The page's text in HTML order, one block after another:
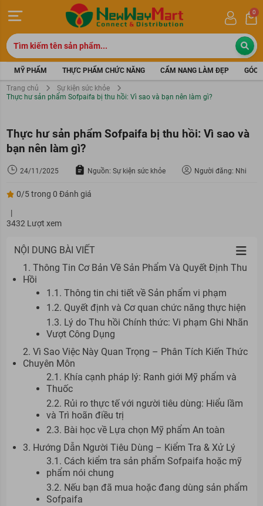
0
MỸ PHẨM THỰC PHẨM CHỨC NĂNG CẨM NANG LÀM ĐẸP GÓC
Trang chủ
Sự kiện sức khỏe
Thực hư sản phẩm Sofpaifa bị thu hồi: Vì sao và bạn nên làm gì?
Thực hư sản phẩm Sofpaifa bị thu hồi: Vì sao và
bạn nên làm gì?
24/11/2025 Nguồn: Sự kiện sức khỏe Người đăng: Nhi
0/5 trong 0 Đánh giá
|
3432 Lượt xem
NỘI DUNG BÀI VIẾT
1. Thông Tin Cơ Bản Về Sản Phẩm Và Quyết Định Thu
Hồi
1.1. Thông tin chi tiết về Sản phẩm vi phạm
1.2. Quyết định và Cơ quan chức năng thực hiện
1.3. Lý do Thu hồi Chính thức: Vi phạm Ghi Nhãn
Vượt Công Dụng
2. Vì Sao Việc Này Quan Trọng – Phân Tích Kiến Thức
Chuyên Môn
2.1. Khía cạnh pháp lý: Ranh giới Mỹ phẩm và
Thuốc
2.2. Rủi ro thực tế với người tiêu dùng: Hiểu lầm
và Trì hoãn điều trị
2.3. Bài học về Lựa chọn Mỹ phẩm An toàn
3. Hướng Dẫn Người Tiêu Dùng – Kiểm Tra & Xử Lý
3.1. Cách kiểm tra sản phẩm Sofpaifa hoặc mỹ
phẩm nói chung
3.2. Nếu bạn đã mua hoặc đang dùng sản phẩm
Sofpaifa